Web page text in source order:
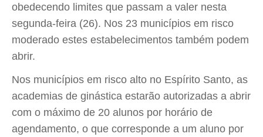
obedecendo limites que passam a valer nesta
segunda-feira (26). Nos 23 municípios em risco
moderado estes estabelecimentos também podem
abrir.
Nos municípios em risco alto no Espírito Santo, as
academias de ginástica estarão autorizadas a abrir
com o máximo de 20 alunos por horário de
agendamento, o que corresponde a um aluno por